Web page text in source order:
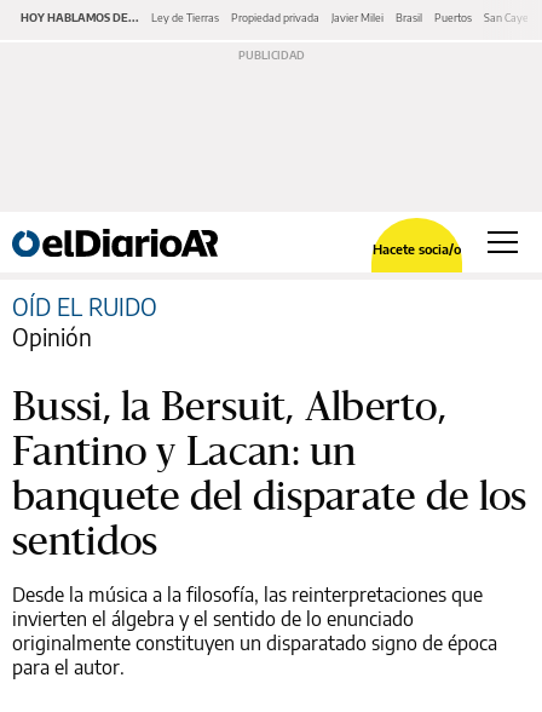
HOY HABLAMOS DE... Ley de Tierras Propiedad privada Javier Milei Brasil Puertos San
Hacete socia/o
OÍD EL RUIDO
Opinión
Bussi, la Bersuit, Alberto,
Fantino y Lacan: un
banquete del disparate de los
sentidos
Desde la música a la filosofía, las reinterpretaciones que
invierten el álgebra y el sentido de lo enunciado
originalmente constituyen un disparatado signo de época
para el autor.